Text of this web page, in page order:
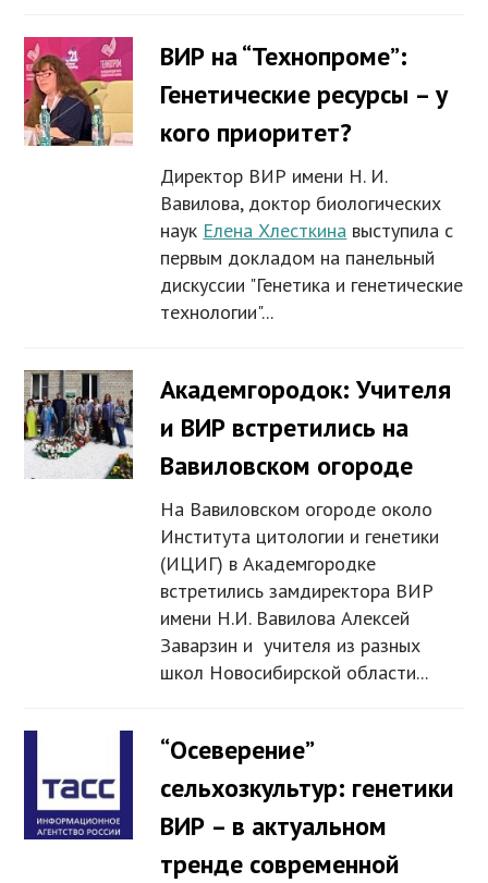
ВИР на “Технопроме”:
Генетические ресурсы – у
кого приоритет?
Директор ВИР имени Н. И.
Вавилова, доктор биологических
наук Елена Хлесткина выступила с
первым докладом на панельный
дискуссии "Генетика и генетические
технологии"...
Академгородок: Учителя
и ВИР встретились на
Вавиловском огороде
На Вавиловском огороде около
Института цитологии и генетики
(ИЦИГ) в Академгородке
встретились замдиректора ВИР
имени Н.И. Вавилова Алексей
Заварзин и учителя из разных
школ Новосибирской области...
“Осеверение”
сельхозкультур: генетики
ВИР – в актуальном
тренде современной